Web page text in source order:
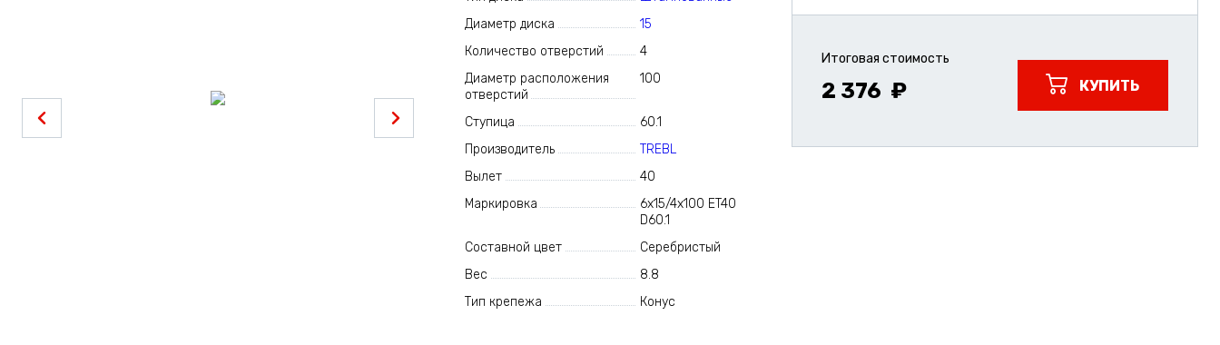
Диаметр диска
15
Количество отверстий
4
Диаметр расположения
отверстий
100
Ступица
60.1
Производитель
TREBL
Вылет
40
Маркировка
6x15/4x100 ET40
D60.1
Составной цвет
Серебристый
Вес
8.8
Тип крепежа
Конус
Итоговая стоимость
2 376 КУПИТЬ